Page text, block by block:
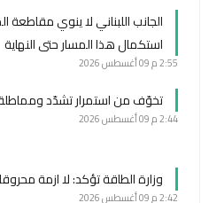
الجانب اللبناني لا ينوي
استكمال هذا المسار حتى النهاية
2:55 م 09 أغسطس 2026
تخوّف من استمرار تشدّد
2:44 م 09 أغسطس 2026
وزارة الطاقة تؤكد: لا ازمة
2:42 م 09 أغسطس 2026